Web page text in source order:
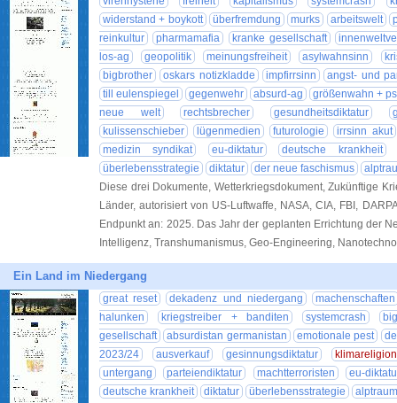
widerstand + boykott
überfremdung murks arbeitswelt
reinkultur
pharmamafia kranke gesellschaft
los-ag
geopolitik meinungsfreiheit asylwahnsinn
bigbrother
oskars notizkladde impfirrsinn
angst- und
till eulenspiegel
gegenwehr absurd-ag
größenwahn +
neue welt
rechtsbrecher gesundheitsdiktatur
kulissenschieber
lügenmedien futurologie
irrsinn akut
medizin syndikat
eu-diktatur
deutsche krankheit
überlebensstrategie
diktatur der neue faschismus
Diese drei Dokumente, Wetterkriegsdokument, Zukünftige
Länder, autorisiert von US-Luftwaffe, NASA, CIA, FBI,
Endpunkt an: 2025. Das Jahr der geplanten Errichtung der
Intelligenz, Transhumanismus, Geo-Engineering,
Ein Land im Niedergang
great reset dekadenz und niedergang
machenschaften
halunken
kriegstreiber + banditen systemcrash
gesellschaft
absurdistan germanistan emotionale pest
2023/24
ausverkauf gesinnungsdiktatur
klimareligion
untergang
parteiendiktatur machtterroristen
eu-
deutsche krankheit
diktatur überlebensstrategie